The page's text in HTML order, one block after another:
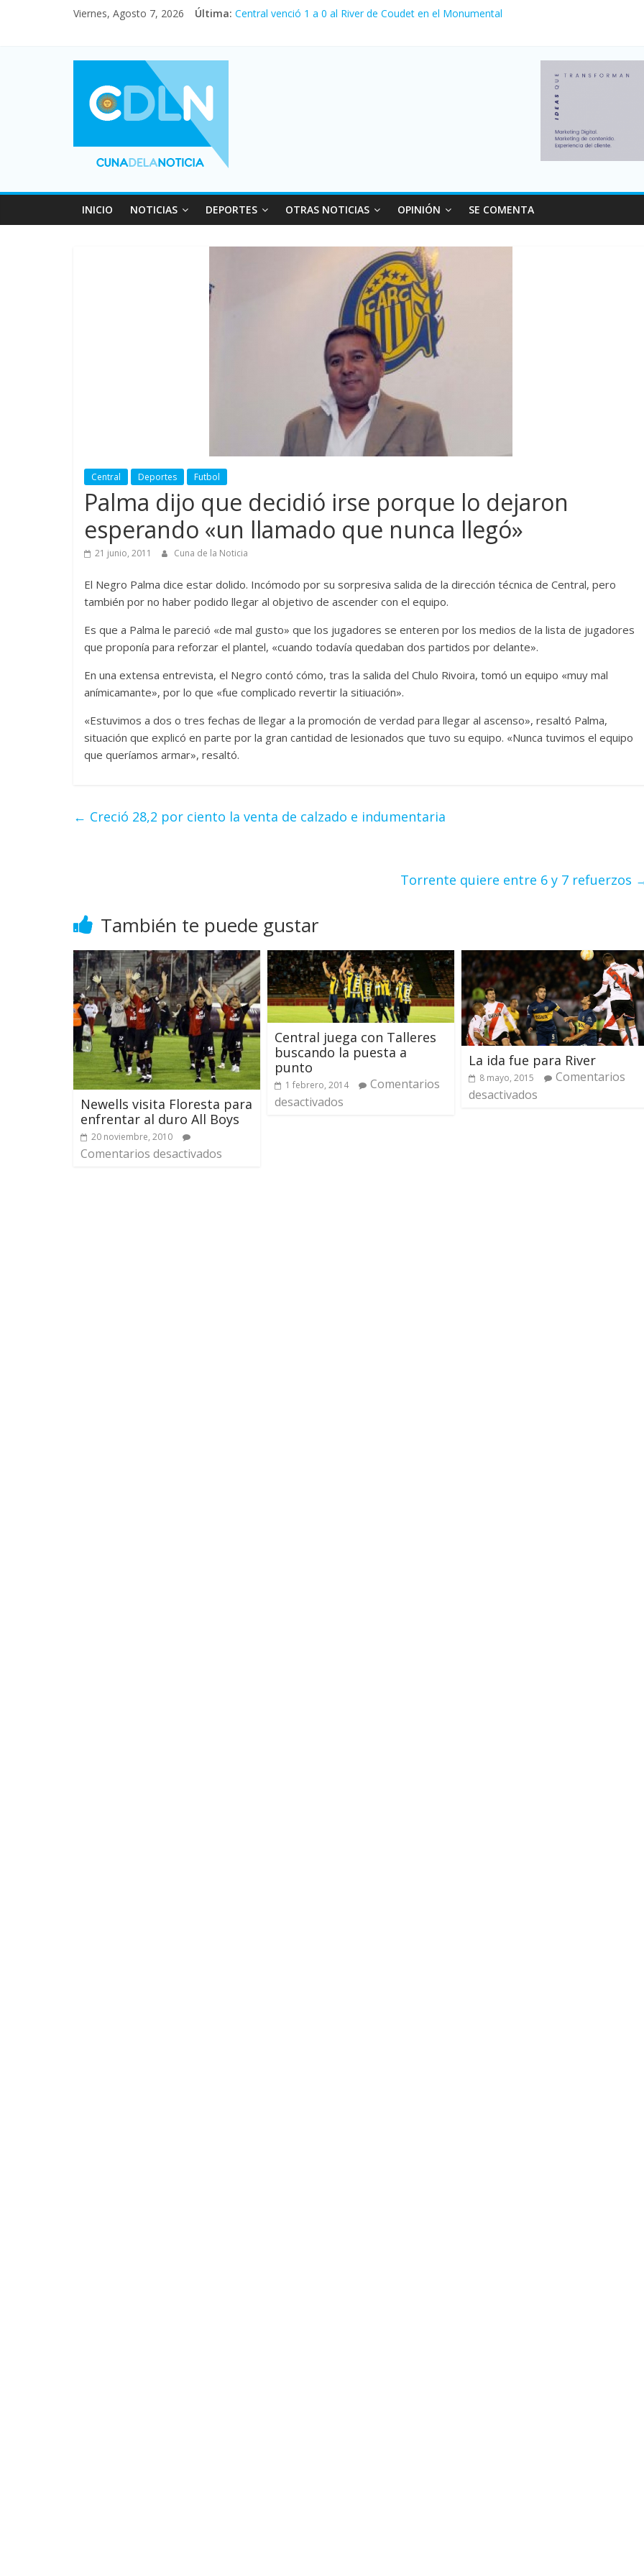
Viernes, Agosto 7, 2026 Última: Central venció 1 a 0 al River de Coudet en el Monumental
Vacaciones de invierno con más movimiento y consumo turístico: 4,6 millones de
Fuerte caída de la venta de autos usados en julio: bajó un 12,6% interanual
INICIO NOTICIAS DEPORTES OTRAS NOTICIAS OPINIÓN SE COMENTA
Central Deportes Futbol
Palma dijo que decidió irse porque lo dejaron
esperando «un llamado que nunca llegó»
21 junio, 2011 Cuna de la Noticia
El Negro Palma dice estar dolido. Incómodo por su sorpresiva salida de la dirección técnica de Central, pero
también por no haber podido llegar al objetivo de ascender con el equipo.
Es que a Palma le pareció «de mal gusto» que los jugadores se enteren por los medios de la lista de jugadores
que proponía para reforzar el plantel, «cuando todavía quedaban dos partidos por delante».
En una extensa entrevista, el Negro contó cómo, tras la salida del Chulo Rivoira, tomó un equipo «muy mal
anímicamante», por lo que «fue complicado revertir la sitiuación».
«Estuvimos a dos o tres fechas de llegar a la promoción de verdad para llegar al ascenso», resaltó Palma,
situación que explicó en parte por la gran cantidad de lesionados que tuvo su equipo. «Nunca tuvimos el equipo
que queríamos armar», resaltó.
← Creció 28,2 por ciento la venta de calzado e indumentaria
Torrente quiere entre 6 y 7 refuerzos
También te puede gustar
Newells visita Floresta para
enfrentar al duro All Boys
20 noviembre, 2010
Comentarios desactivados
Central juega con Talleres
buscando la puesta a
punto
1 febrero, 2014
Comentarios
desactivados
La ida fue para River
8 mayo, 2015
Comentarios
desactivados